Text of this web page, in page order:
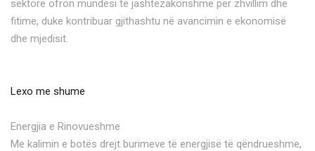
sektorë ofron mundësi të jashtëzakonshme për zhvillim dhe
fitime, duke kontribuar gjithashtu në avancimin e ekonomisë
dhe mjedisit.
Lexo me shume
Energjia e Rinovueshme
Me kalimin e botës drejt burimeve të energjisë të qëndrueshme,